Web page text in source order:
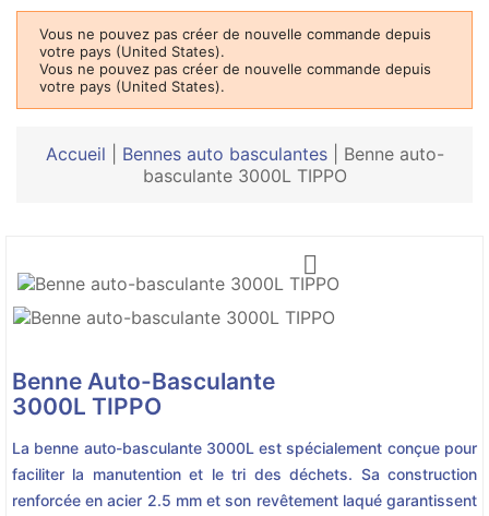
Vous ne pouvez pas créer de nouvelle commande depuis
votre pays (United States).
Vous ne pouvez pas créer de nouvelle commande depuis
votre pays (United States).
Accueil Bennes auto basculantes| Benne auto-
basculante 3000L TIPPO

Benne Auto-Basculante
3000L TIPPO
La benne auto-basculante 3000L est spécialement conçue pour
faciliter la manutention et le tri des déchets. Sa construction
renforcée en acier 2.5 mm et son revêtement laqué garantissent